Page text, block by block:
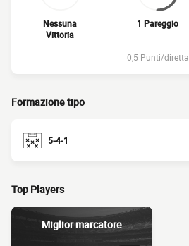
Nessuna
Vittoria
1 Pareggio
0,5 Punti/diretta
Formazione tipo
5-4-1
Top Players
Miglior marcatore